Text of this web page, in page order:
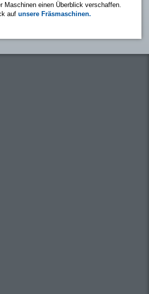
Maschinen einen Überblick verschaffen.
auf unsere Fräsmaschinen.